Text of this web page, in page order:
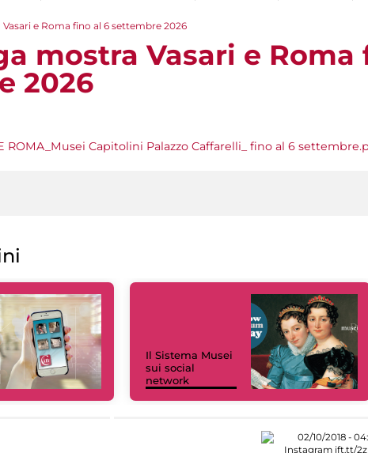
e Roma fino al 6 settembre 2026
mostra Vasari e Roma
2026
ROMA_Musei Capitolini Palazzo Caffarelli_ fino al 6
Il Sistema Musei
sui social
network